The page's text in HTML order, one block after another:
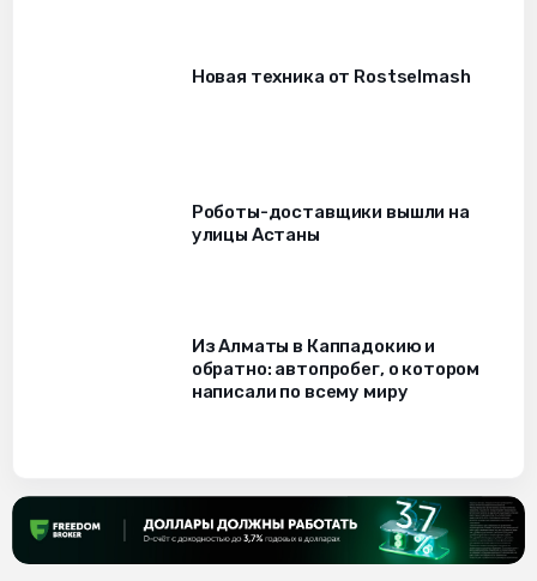
Новая техника от Rostselmash
Роботы-доставщики вышли на
улицы Астаны
Из Алматы в Каппадокию и
обратно: автопробег, о котором
написали по всему миру